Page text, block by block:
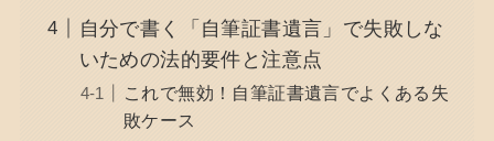
自分で書く「自筆証書遺言」で失敗しな
いための法的要件と注意点
これで無効！自筆証書遺言でよくある失
敗ケース